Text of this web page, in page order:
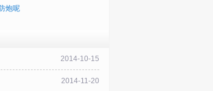
炮呢
2014-10-15
2014-11-20